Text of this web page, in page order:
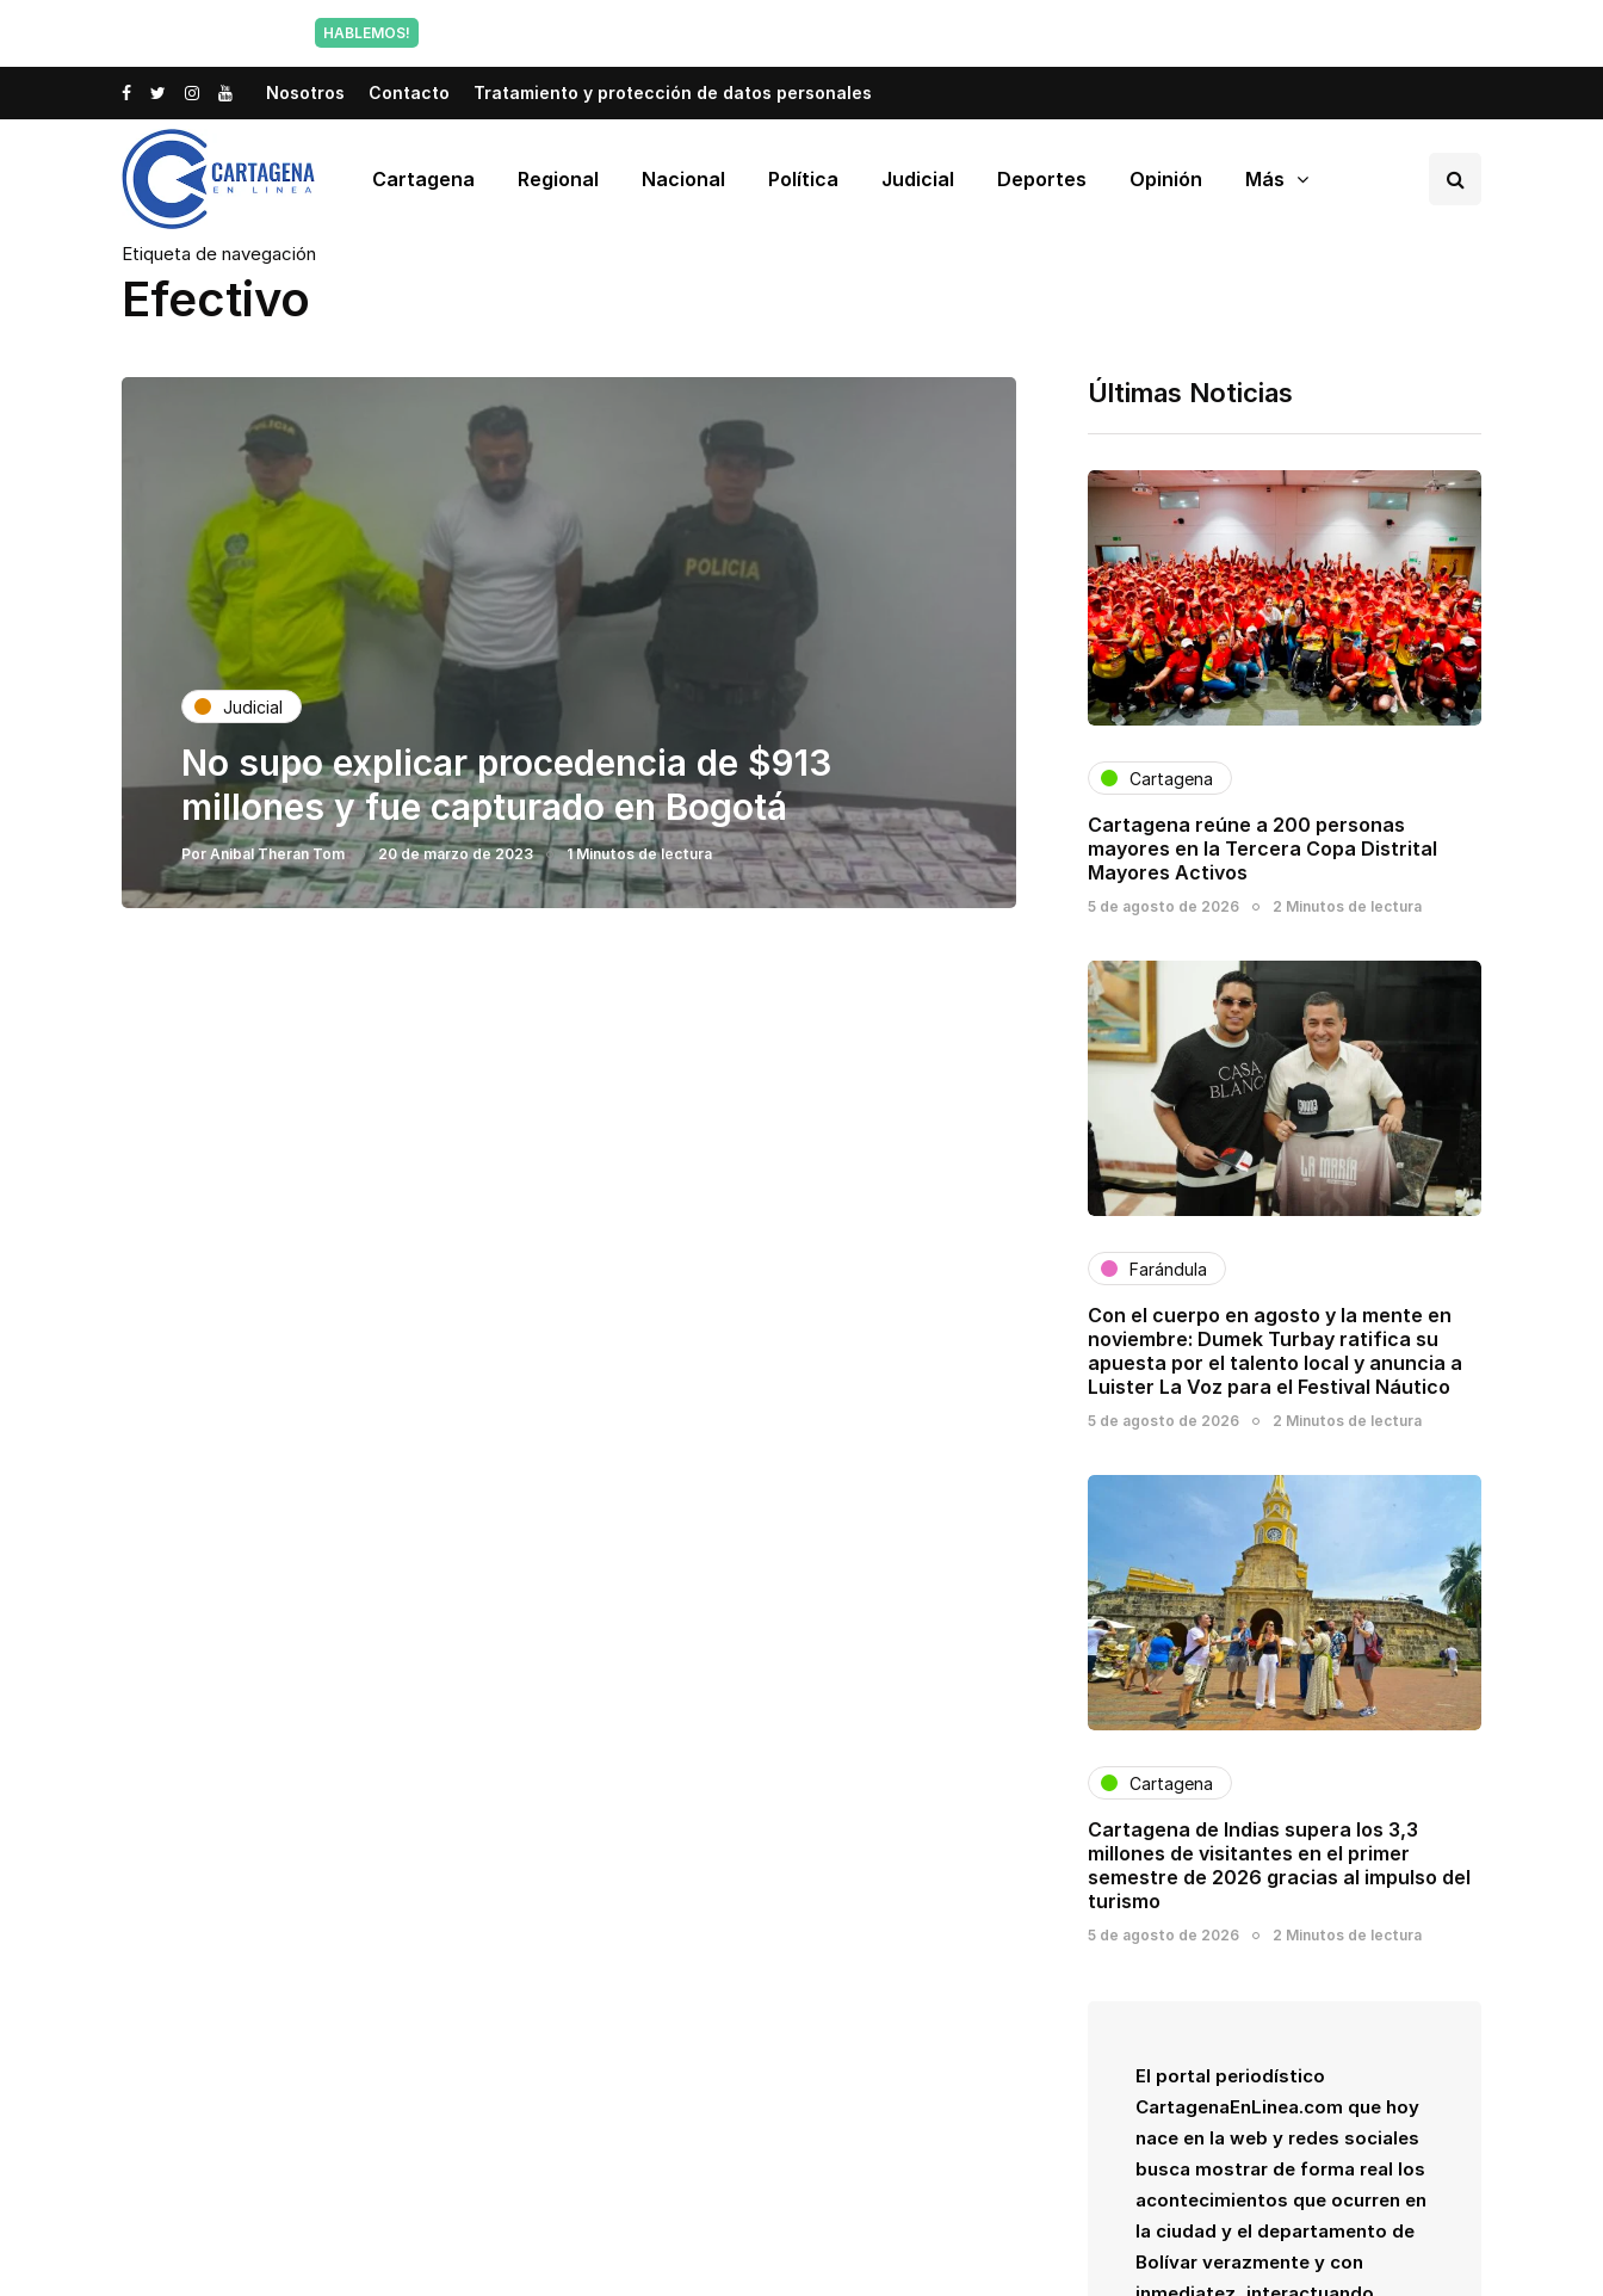
HABLEMOS!
Nosotros Contacto Tratamiento y protección de datos personales
Cartagena Regional Nacional Política Judicial Deportes Opinión Más
Etiqueta de navegación
Efectivo
Judicial
No supo explicar procedencia de $913
millones y fue capturado en Bogotá
Por Anibal Theran Tom 20 de marzo de 2023 1 Minutos de lectura
Últimas Noticias
Cartagena
Cartagena reúne a 200 personas
mayores en la Tercera Copa Distrital
Mayores Activos
5 de agosto de 2026 2 Minutos de lectura
Farándula
Con el cuerpo en agosto y la mente en
noviembre: Dumek Turbay ratifica su
apuesta por el talento local y anuncia a
Luister La Voz para el Festival Náutico
5 de agosto de 2026 2 Minutos de lectura
Cartagena
Cartagena de Indias supera los 3,3
millones de visitantes en el primer
semestre de 2026 gracias al impulso del
turismo
5 de agosto de 2026 2 Minutos de lectura
El portal periodístico
CartagenaEnLinea.com que hoy
nace en la web y redes sociales
busca mostrar de forma real los
acontecimientos que ocurren en
la ciudad y el departamento de
Bolívar verazmente y con